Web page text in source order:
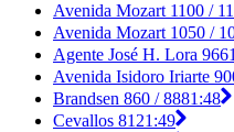
Avenida Mozart 1100 /
Avenida Mozart 1050 /
Agente José H. Lora 966
Avenida Isidoro Iriarte
Brandsen 860 / 8881:48
Cevallos 8121:49